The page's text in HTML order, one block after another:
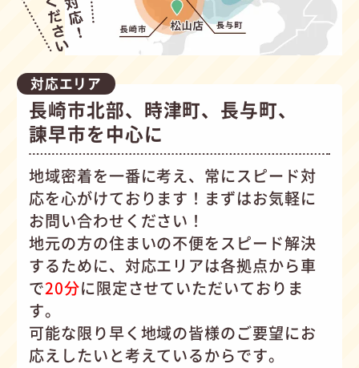
対応エリア
長崎市北部、時津町、長与町、
諫早市を中心に
地域密着を一番に考え、常にスピード対
応を心がけております！まずはお気軽に
お問い合わせください！
地元の方の住まいの不便をスピード解決
するために、対応エリアは各拠点から車
で20分に限定させていただいておりま
す。
可能な限り早く地域の皆様のご要望にお
応えしたいと考えているからです。